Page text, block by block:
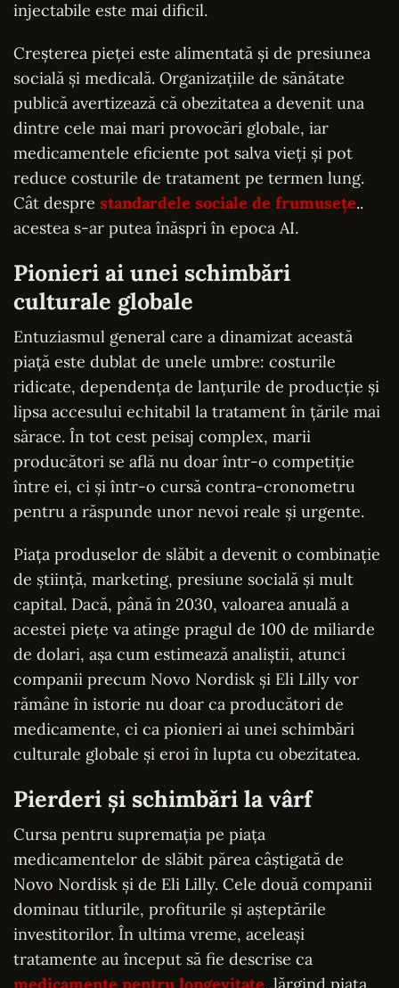
injectabile este mai dificil.
Creșterea pieței este alimentată și de presiunea
socială și medicală. Organizațiile de sănătate
publică avertizează că obezitatea a devenit una
dintre cele mai mari provocări globale, iar
medicamentele eficiente pot salva vieți și pot
reduce costurile de tratament pe termen lung.
Cât despre standardele sociale de frumusețe..
acestea s-ar putea înăspri în epoca AI.
Pionieri ai unei schimbări
culturale globale
Entuziasmul general care a dinamizat această
piață este dublat de unele umbre: costurile
ridicate, dependența de lanțurile de producție și
lipsa accesului echitabil la tratament în țările mai
sărace. În tot cest peisaj complex, marii
producători se află nu doar într-o competiție
între ei, ci și într-o cursă contra-cronometru
pentru a răspunde unor nevoi reale și urgente.
Piața produselor de slăbit a devenit o combinație
de știință, marketing, presiune socială și mult
capital. Dacă, până în 2030, valoarea anuală a
acestei piețe va atinge pragul de 100 de miliarde
de dolari, așa cum estimează analiștii, atunci
companii precum Novo Nordisk și Eli Lilly vor
rămâne în istorie nu doar ca producători de
medicamente, ci ca pionieri ai unei schimbări
culturale globale și eroi în lupta cu obezitatea.
Pierderi și schimbări la vârf
Cursa pentru supremația pe piața
medicamentelor de slăbit părea câștigată de
Novo Nordisk și de Eli Lilly. Cele două companii
dominau titlurile, profiturile și așteptările
investitorilor. În ultima vreme, aceleași
tratamente au început să fie descrise ca
medicamente pentru longevitate, lărgind piața